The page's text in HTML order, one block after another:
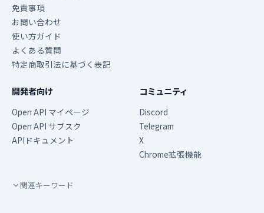
免責事項
お問い合わせ
使い方ガイド
よくある質問
特定商取引法に基づく表記
開発者向け
Open API マイページ
Open API サブスク
APIドキュメント
コミュニティ
Discord
Telegram
X
Chrome拡張機能
関連キーワード